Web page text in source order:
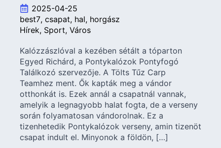
2025-04-25
best7 csapat hal horgász
Hírek Sport Város
Kalózzászlóval a kezében sétált a tóparton
Egyed Richárd, a Pontykalózok Pontyfogó
Találkozó szervezője. A Tölts Tűz Carp
Teamhez ment. Ők kapták meg a vándor
otthonkát is. Ezek annál a csapatnál vannak,
amelyik a legnagyobb halat fogta, de a verseny
során folyamatosan vándorolnak. Ez a
tizenhetedik Pontykalózok verseny, amin tizenöt
csapat indult el. Minyonok a földön, […]